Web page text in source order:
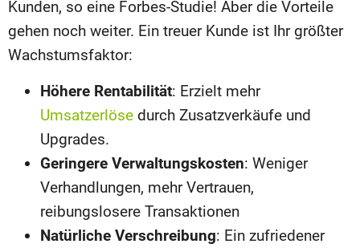
Kunden, so eine Forbes-Studie! Aber die Vorteile
gehen noch weiter. Ein treuer Kunde ist Ihr größter
Wachstumsfaktor:
Höhere Rentabilität: Erzielt mehr
Umsatzerlöse durch Zusatzverkäufe und
Upgrades.
Geringere Verwaltungskosten: Weniger
Verhandlungen, mehr Vertrauen,
reibungslosere Transaktionen
Natürliche Verschreibung: Ein zufriedener